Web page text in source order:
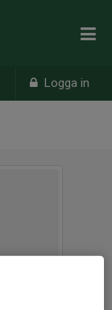
Logga in